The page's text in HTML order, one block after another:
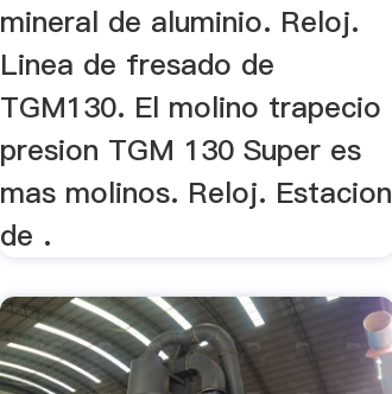
mineral de aluminio. Reloj.
Linea de fresado de
TGM130. El molino trapecio
presion TGM 130 Super es
mas molinos. Reloj. Estacion
de .